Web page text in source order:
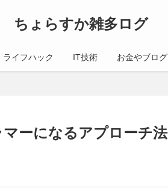
ちょらすか雑多ログ
ライフハック IT技術 お金やブログ
ーになるアプローチ法